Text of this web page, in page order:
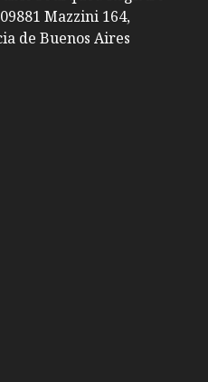
Mazzini 164,
de Buenos Aires